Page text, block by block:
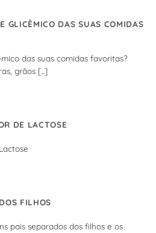
GLICÊMICO DAS SUAS COMIDAS
das suas comidas favoritas?
grãos [...]
DE LACTOSE
FILHOS
pais separados dos filhos e os